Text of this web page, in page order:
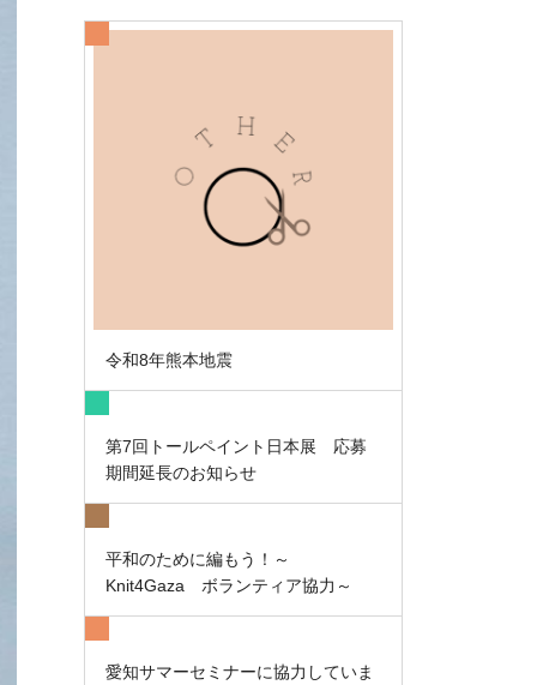
令和8年熊本地震
第7回トールペイント日本展 応募
期間延長のお知らせ
平和のために編もう！～
Knit4Gaza ボランティア協力～
愛知サマーセミナーに協力していま